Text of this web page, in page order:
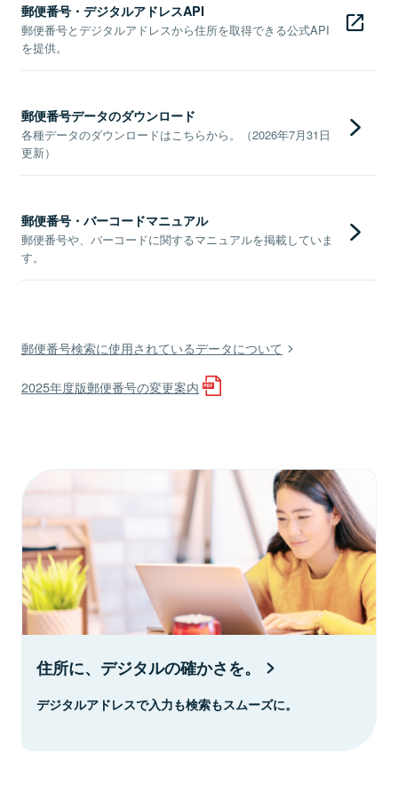
郵便番号・デジタルアドレスAPI
郵便番号とデジタルアドレスから住所を取得できる公式API
を提供。
郵便番号データのダウンロード
各種データのダウンロードはこちらから。（2026年7月31日
更新）
郵便番号・バーコードマニュアル
郵便番号や、バーコードに関するマニュアルを掲載していま
す。
郵便番号検索に使用されているデータについて
2025年度版郵便番号の変更案内
住所に、デジタルの確かさを。
デジタルアドレスで入力も検索もスムーズに。